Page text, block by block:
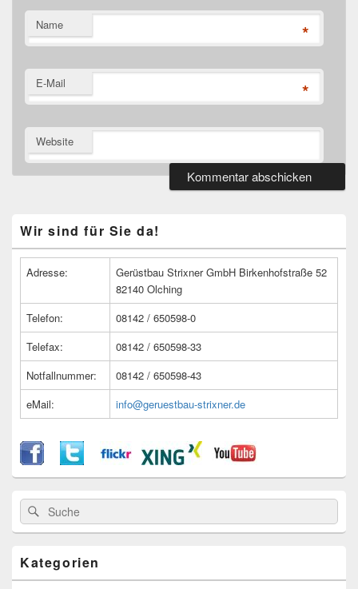
Name *
E-Mail *
Website
Seitenleisten
Widget-
Wir sind für Sie da!
Adresse:
Gerüstbau Strixner GmbH Birkenhofstraße 52
82140 Olching
Telefon:
08142 / 650598-0
Telefax:
08142 / 650598-33
Notfallnummer:
08142 / 650598-43
eMail:
info@geruestbau-strixner.de
Suche
nach:
Suche
Kategorien